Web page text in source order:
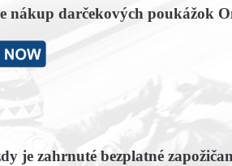
nákup darčekových poukážok
je zahrnuté bezplatné